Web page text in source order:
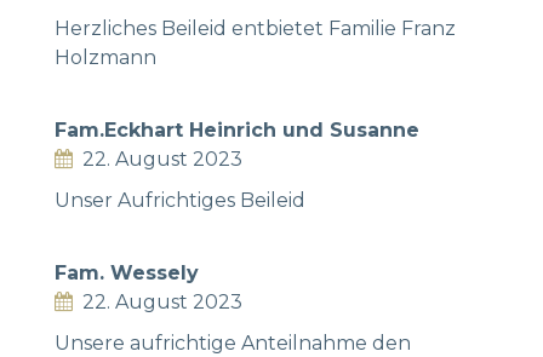
Herzliches Beileid entbietet Familie Franz
Holzmann
Fam.Eckhart Heinrich und Susanne
22. August 2023
Unser Aufrichtiges Beileid
Fam. Wessely
22. August 2023
Unsere aufrichtige Anteilnahme den